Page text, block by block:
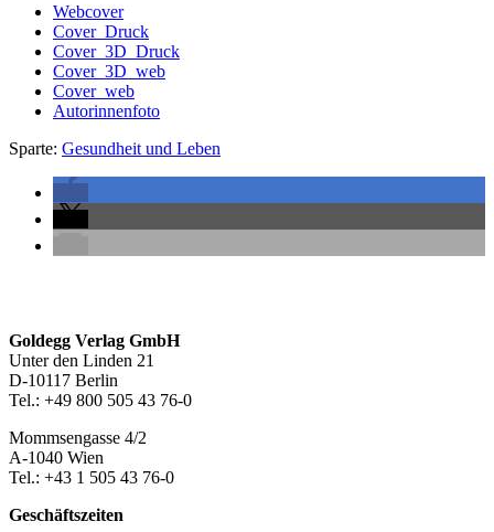
Webcover
Cover_Druck
Cover_3D_Druck
Cover_3D_web
Cover_web
Autorinnenfoto
Sparte: Gesundheit und Leben
Footer-
Section
Goldegg Verlag GmbH
Unter den Linden 21
D-10117 Berlin
Tel.: +49 800 505 43 76-0
Mommsengasse 4/2
A-1040 Wien
Tel.: +43 1 505 43 76-0
Geschäftszeiten